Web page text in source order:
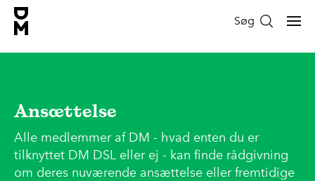
Søg
Ansættelse
Alle medlemmer af DM - hvad enten du er
tilknyttet DM DSL eller ej - kan finde rådgivning
om deres nuværende ansættelse eller fremtidige